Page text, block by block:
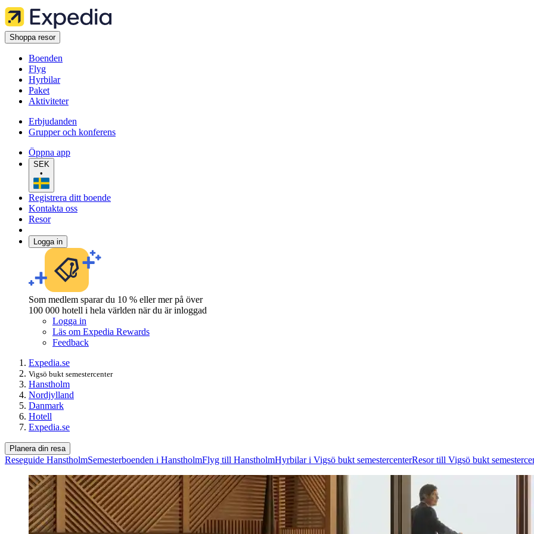
Shoppa resor
Boenden
Flyg
Hyrbilar
Paket
Aktiviteter
Erbjudanden
Grupper och konferens
Öppna app
SEK
•
Registrera ditt boende
Kontakta oss
Resor
Logga in
Som medlem sparar du 10 % eller mer på över
100 000 hotell i hela världen när du är inloggad
Logga in
Läs om Expedia Rewards
Feedback
Expedia.se
Vigsö bukt semestercenter
Hanstholm
Nordjylland
Danmark
Hotell
Expedia.se
Planera din resa
Reseguide HanstholmSemesterboenden i HanstholmFlyg till HanstholmHyrbilar i Vigsö bukt semestercenterResor till Vigsö bukt